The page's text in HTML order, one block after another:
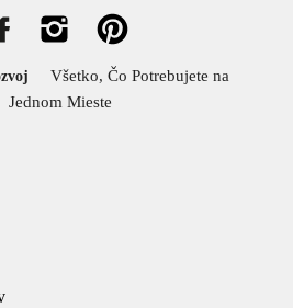
Všetko, Čo Potrebujete na
Mieste